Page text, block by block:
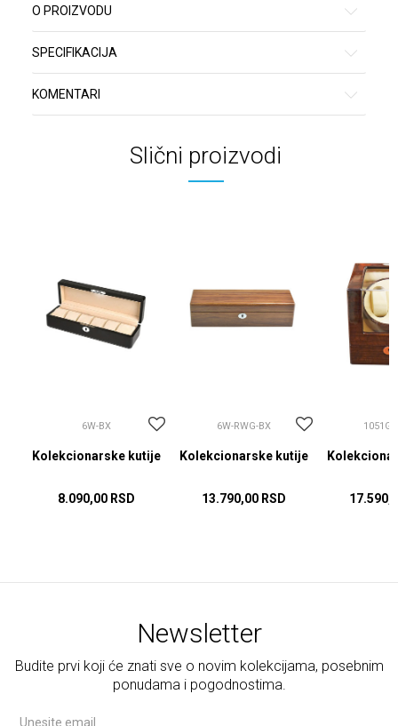
O PROIZVODU
SPECIFIKACIJA
KOMENTARI
Slični proizvodi
6W-BX
Kolekcionarske kutije
8.090,00 RSD
6W-RWG-BX
Kolekcionarske kutije
13.790,00 RSD
Newsletter
Budite prvi koji će znati sve o novim kolekcijama, posebnim
ponudama i pogodnostima.